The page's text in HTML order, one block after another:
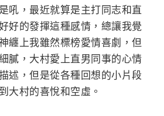
吼，最近就算是主打同志和直
好的發揮這種感情，總讓我覺
纏上我雖然標榜愛情喜劇，但
膩，大村愛上直男同事的心情
述，但是從各種回想的小片段
大村的喜悅和空虛。